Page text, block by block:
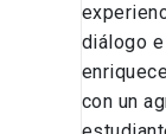
diálogo
con un